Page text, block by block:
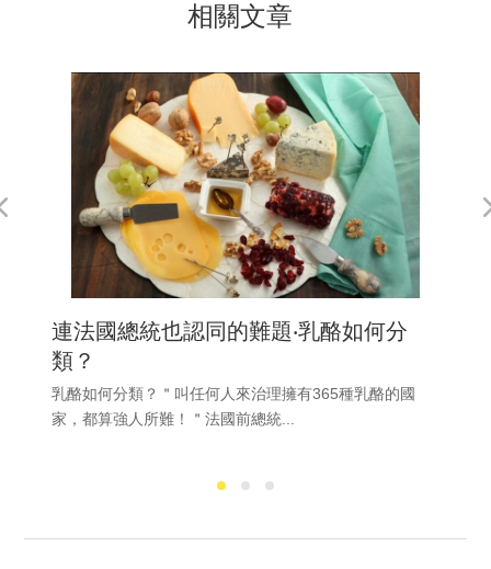
相關文章
連法國總統也認同的難題‧乳酪如何分
類？
乳酪如何分類？＂叫任何人來治理擁有365種乳酪的國
家，都算強人所難！＂法國前總統...